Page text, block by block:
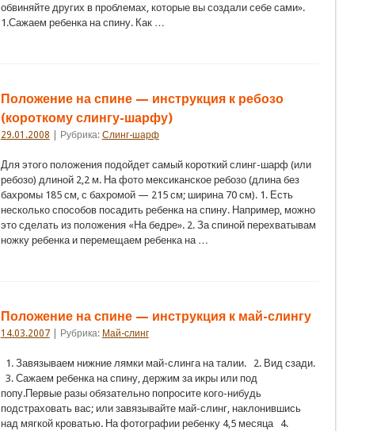
обвиняйте других в проблемах, которые вы создали себе сами».
1.Сажаем ребенка на спину. Как …
Положение на спине — инструкция к ребозо
(короткому слингу-шарфу)
29.01.2008 | Рубрика: Слинг-шарф
Для этого положения подойдет самый короткий слинг-шарф (или
ребозо) длиной 2,2 м. На фото мексиканское ребозо (длина без
бахромы 185 см, с бахромой — 215 см; ширина 70 см). 1. Есть
несколько способов посадить ребенка на спину. Например, можно
это сделать из положения «На бедре». 2. За спиной перехватывам
ножку ребенка и перемещаем ребенка на …
Положение на спине — инструкция к май-слингу
14.03.2007| Рубрика: Май-слинг
1. Завязываем нижние лямки май-слинга на талии. 2. Вид сзади.
3. Сажаем ребенка на спину, держим за икры или под
попу.Первые разы обязательно попросите кого-нибудь
подстраховать вас; или завязывайте май-слинг, наклонившись
над мягкой кроватью. На фотографии ребенку 4,5 месяца 4.